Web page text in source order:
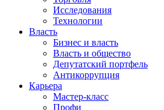
Исследования
Технологии
Власть
Бизнес и власть
Власть и общество
Депутатский портфель
Антикоррупция
Карьера
Мастер-класс
Профи